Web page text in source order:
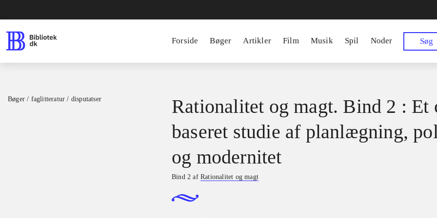
Forside Bøger Artikler Film Musik Spil Noder Søg
Bøger / faglitteratur / disputatser
Rationalitet og magt. Bind 2 : Et
baseret studie af planlægning,
og modernitet
Bind 2 afRationalitet og magt